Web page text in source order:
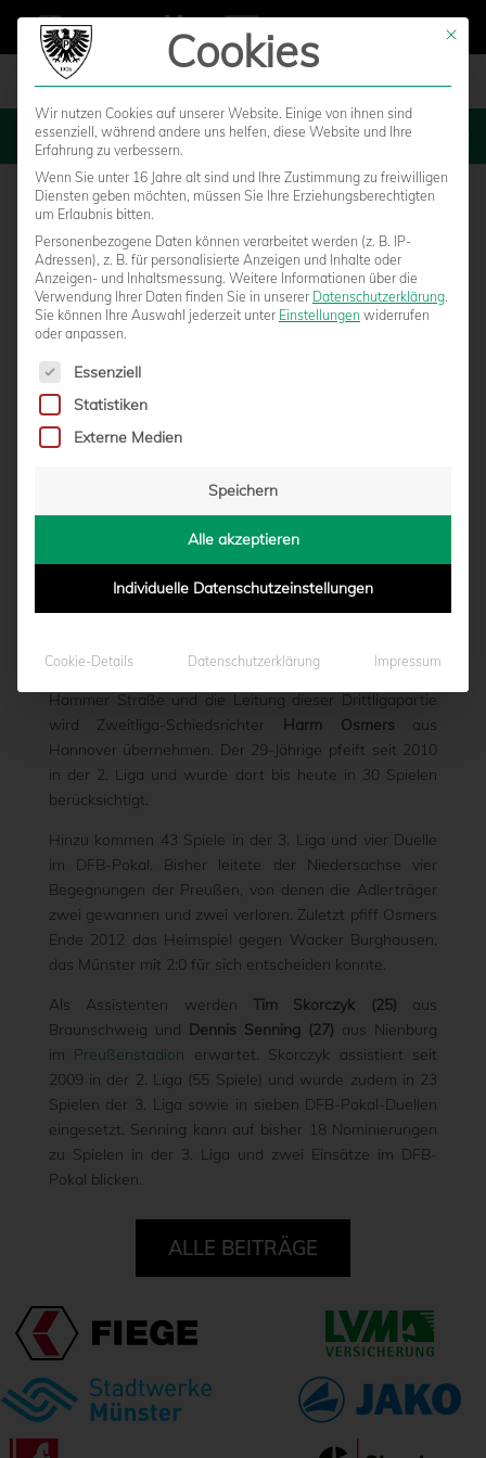
MENU
ZWEITLIGA-REFEREE HARM OSMERS
WIESBADEN
vonMarcel Weskamp|06.09.2014 - 14:45
Sonntag gastiert der SV Wehen Wiesbaden an der
Hammer Straße und die Leitung dieser Drittligapartie
wird Zweitliga-Schiedsrichter Harm Osmers aus
Hannover übernehmen. Der 29-Jährige pfeift seit 2010
in der 2. Liga und wurde dort bis heute in 30 Spielen
berücksichtigt.
Hinzu kommen 43 Spiele in der 3. Liga und vier Duelle
im DFB-Pokal. Bisher leitete der Niedersachse vier
Begegnungen der Preußen, von denen die Adlerträger
zwei gewannen und zwei verloren. Zuletzt pfiff Osmers
Ende 2012 das Heimspiel gegen Wacker Burghausen,
das Münster mit 2:0 für sich entscheiden konnte.
Als Assistenten werden Tim Skorczyk (25) aus
Braunschweig und Dennis Senning (27) aus Nienburg
im Preußenstadion erwartet. Skorczyk assistiert seit
2009 in der 2. Liga (55 Spiele) und wurde zudem in 23
Spielen der 3. Liga sowie in sieben DFB-Pokal-Duellen
eingesetzt. Senning kann auf bisher 18 Nominierungen
zu Spielen in der 3. Liga und zwei Einsätze im DFB-
Pokal blicken.
ALLE BEITRÄGE
Mit
Cookies
Wir nutzen Cookies auf unserer Website. Einige von ihnen sind
essenziell, während andere uns helfen, diese Website und Ihre
Erfahrung zu verbessern.
Wenn Sie unter 16 Jahre alt sind und Ihre Zustimmung zu freiwilligen
Diensten geben möchten, müssen Sie Ihre Erziehungsberechtigten
um Erlaubnis bitten.
Personenbezogene Daten können verarbeitet werden (z. B. IP-
Adressen), z. B. für personalisierte Anzeigen und Inhalte oder
Anzeigen- und Inhaltsmessung. Weitere Informationen über die
Verwendung Ihrer Daten finden Sie in unserer Datenschutzerklärung.
Sie können Ihre Auswahl jederzeit unter Einstellungen widerrufen
oder anpassen.
Es folgt eine Liste der Service-Gruppen, für die eine
Essenziell
Statistiken
Externe Medien
Speichern
Alle akzeptieren
Individuelle Datenschutzeinstellungen
Cookie-Details Datenschutzerklärung Impressum